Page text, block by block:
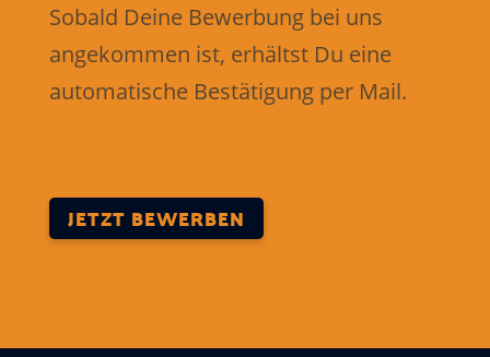
Sobald Deine Bewerbung ​bei uns
angekommen ist, erhältst Du eine
automatische Bestätigung per Mail.
JETZT BEWERBEN